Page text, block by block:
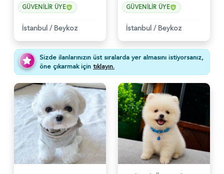
GÜVENILIR ÜYE
İstanbul / Beykoz
GÜVENILIR ÜYE
İstanbul / Beykoz
Sizde ilanlarınızın üst sıralarda yer almasını istiyorsanız,
öne çıkarmak için tıklayın.